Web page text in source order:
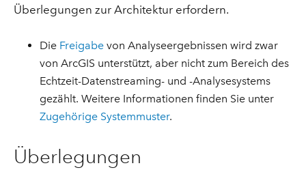
Überlegungen zur Architektur erfordern.
Die Freigabe von Analyseergebnissen wird zwar
von ArcGIS unterstützt, aber nicht zum Bereich des
Echtzeit-Datenstreaming- und -Analysesystems
gezählt. Weitere Informationen finden Sie unter
Zugehörige Systemmuster.
Überlegungen